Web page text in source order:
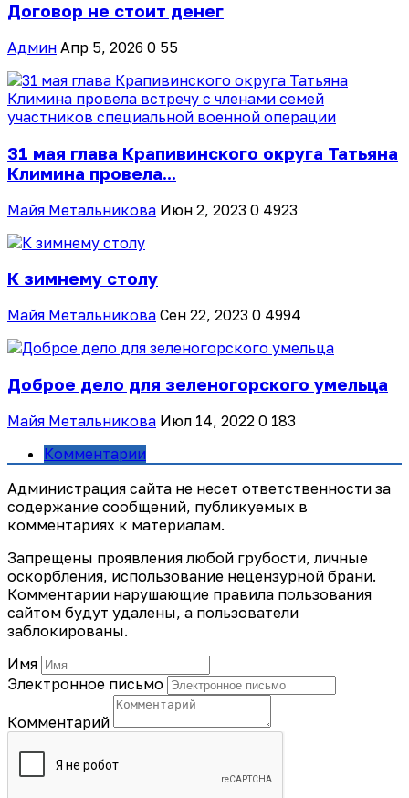
Договор не стоит денег
Админ Апр 5, 2026 0 55
31 мая глава Крапивинского округа Татьяна
Климина провела...
Майя Метальникова Июн 2, 2023 0 4923
К зимнему столу
Майя Метальникова Сен 22, 2023 0 4994
Доброе дело для зеленогорского умельца
Майя Метальникова Июл 14, 2022 0 183
Комментарии
Администрация сайта не несет ответственности за
содержание сообщений, публикуемых в
комментариях к материалам.
Запрещены проявления любой грубости, личные
оскорбления, использование нецензурной брани.
Комментарии нарушающие правила пользования
сайтом будут удалены, а пользователи
заблокированы.
Имя
Электронное письмо
Комментарий